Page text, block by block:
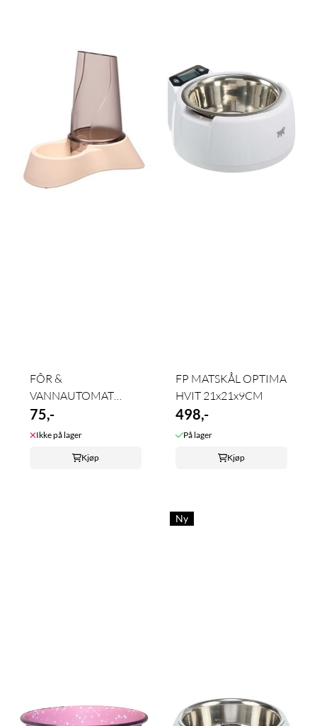
FÔR &
VANNAUTOMAT
0,65L
75,-
Ikke på lager
Kjøp
FP MATSKÅL OPTIMA
HVIT 21x21x9CM
498,-
På lager
Kjøp
Ny